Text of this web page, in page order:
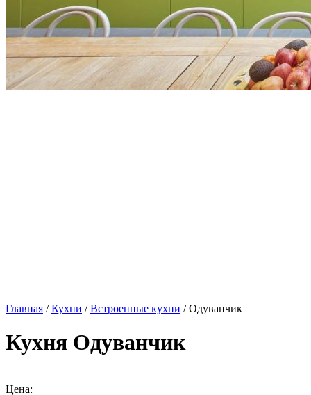
Главная /Кухни /Встроенные кухни / Одуванчик
Кухня Одуванчик
Цена: